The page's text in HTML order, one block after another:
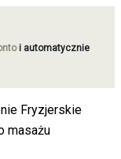
i automatycznie
Fryzjerskie
masażu